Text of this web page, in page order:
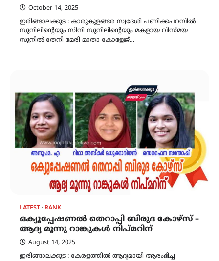
October 14, 2025
ഇരിങ്ങാലക്കുട : കാരുകുളങ്ങര സ്വദേശി പണിക്കപറമ്പിൽ
സുനിലിന്റെയും സിനി സുനിലിന്റെയും മകളായ വിസ്മയ
സുനിൽ തേനി മേരി മാതാ കോളേജ്…
LATEST RANK
ഒക്യൂപ്പേഷണൽ തെറാപ്പി ബിരുദ കോഴ്സ് –
ആദ്യ മൂന്നു റാങ്കുകൾ നിപ്മറിന്
August 14, 2025
ഇരിങ്ങാലക്കുട : കേരളത്തിൽ ആദ്യമായി ആരംഭിച്ച